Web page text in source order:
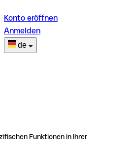
Konto eröffnen
Anmelden
de
Funktionen in Ihrer